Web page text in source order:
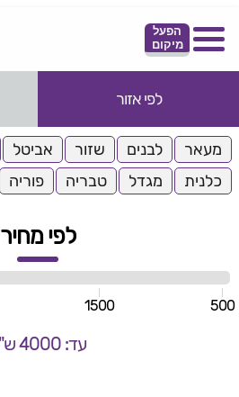
הפעל
מיקום
לפי אזור
מעאר לבנים שזור אביטל
כלנית
מגדל טבריה פוריה
לפי מחיר
500
1500
עד: 4000 ש"ח